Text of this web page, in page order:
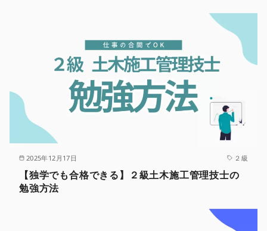
2025年12月17日 ２級
【独学でも合格できる】２級土木施工管理技士の
勉強方法